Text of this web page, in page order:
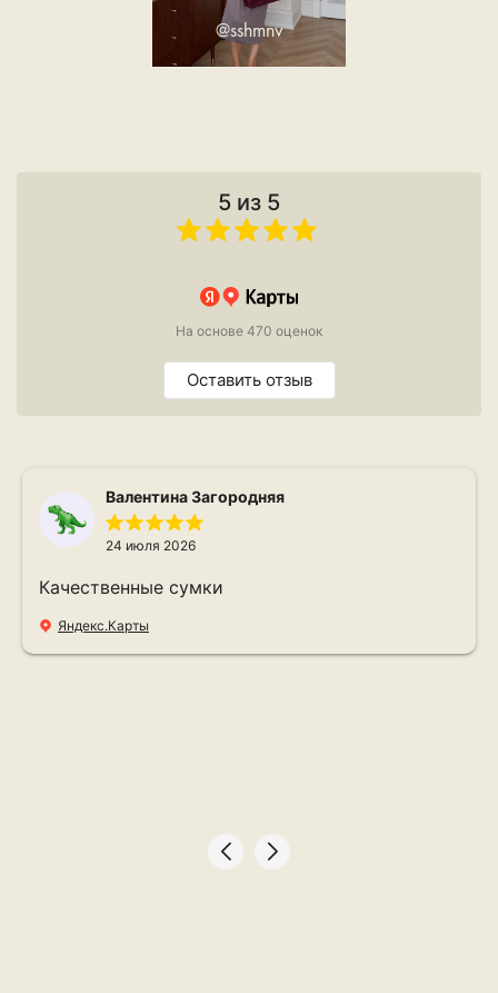
@sshmnv
5 из 5
На основе 470 оценок
Оставить отзыв
Валентина Загородняя
24 июля 2026
Качественные сумки
Яндекс.Карты